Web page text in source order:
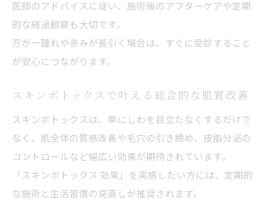
医師のアドバイスに従い、施術後のアフターケアや定期
的な経過観察も大切です。
万が一腫れや赤みが長引く場合は、すぐに受診すること
が安心につながります。
スキンボトックスで叶える総合的な肌質改善
スキンボトックスは、単にしわを目立たなくするだけで
なく、肌全体の質感改善や毛穴の引き締め、皮脂分泌の
コントロールなど幅広い効果が期待されています。
「スキンボトックス 効果」を実感したい方には、定期的
な施術と生活習慣の見直しが推奨されます。